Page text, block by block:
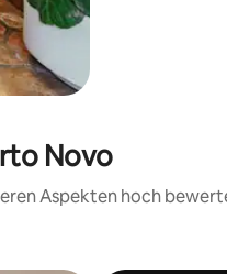
Novo
Aspekten hoch